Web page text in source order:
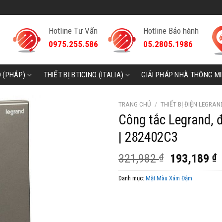
Hotline Tư Vấn
0975.255.586
Hotline Bảo hành
05.2805.1986
(PHÁP) THIẾT BỊ BTICINO (ITALIA) GIẢI PHÁP NHÀ THÔNG
TRANG CHỦ / THIẾT BỊ ĐIỆN
Công tắc Legrand,
| 282402C3
321,982₫
Giá
gốc
là:
193,189₫
Danh mục: Mặt Màu Xám Đậm